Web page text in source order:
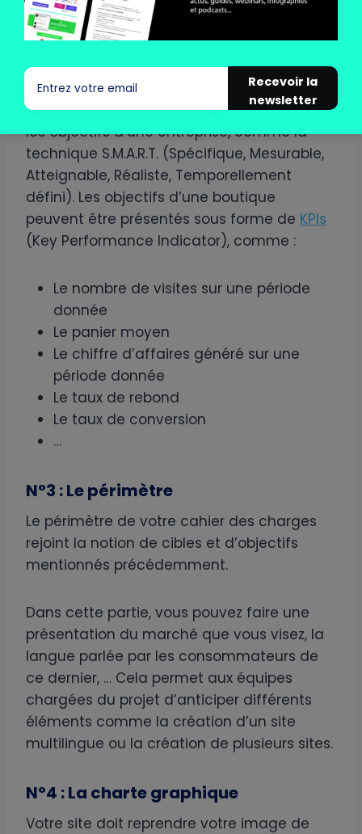
ainsi de prendre les bonnes décisions et
d’adopter la bonne stratégie en priorisant
les éléments les plus importants.
Il existe plusieurs façons d’établir et afficher
les objectifs d’une entreprise, comme la
technique S.M.A.R.T. (Spécifique, Mesurable,
Atteignable, Réaliste, Temporellement
défini). Les objectifs d’une boutique
peuvent être présentés sous forme de KPIs
(Key Performance Indicator), comme :
Le nombre de visites sur une période
donnée
Le panier moyen
Le chiffre d’affaires généré sur une
période donnée
Le taux de rebond
Le taux de conversion
…
N°3 : Le périmètre
Le périmètre de votre cahier des charges
rejoint la notion de cibles et d’objectifs
mentionnés précédemment.
Dans cette partie, vous pouvez faire une
présentation du marché que vous visez, la
langue parlée par les consommateurs de
ce dernier, … Cela permet aux équipes
chargées du projet d’anticiper différents
éléments comme la création d’un site
multilingue ou la création de plusieurs sites.
N°4 : La charte graphique
Votre site doit reprendre votre image de
Recevoir la
newsletter